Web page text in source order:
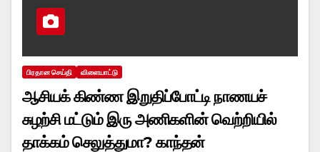
பிரதான செய்தி விளையாட்டு
ஆசியக் கிண்ண இறுதிப்போட்டி நாணயச்
சுழற்சி மட்டும் இரு அணிகளின் வெற்றியில்
தாக்கம் செலுத்துமா? காந்தன்